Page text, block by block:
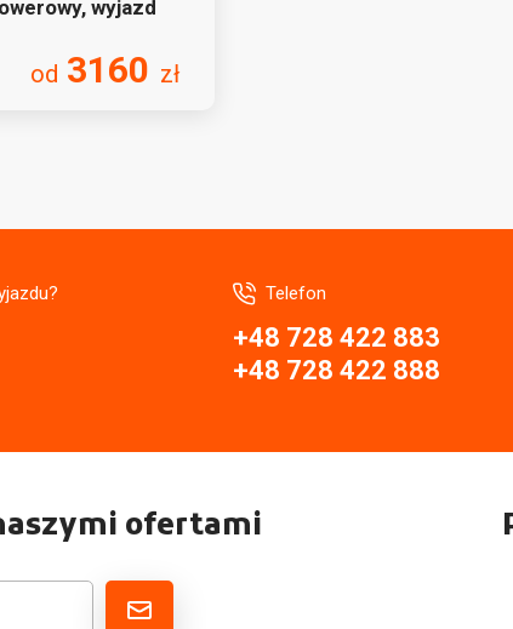
wyjazd
od 3160 zł
Telefon
+48 728 422 883
+48 728 422 888
ofertami